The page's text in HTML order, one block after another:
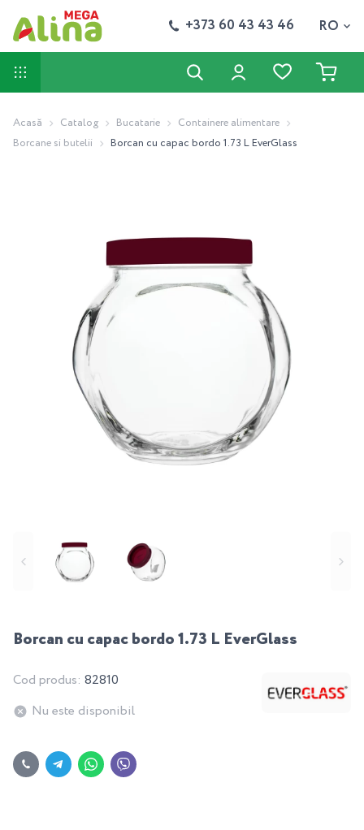
+373 60 43 43 46 RO
Acasă Catalog Bucatarie
Containere alimentare
Borcane si butelii
Borcan cu capac bordo 1.73 L EverGlass
Borcan cu capac bordo 1.73 L EverGlass
Cod produs: 82810
Nu este disponibil